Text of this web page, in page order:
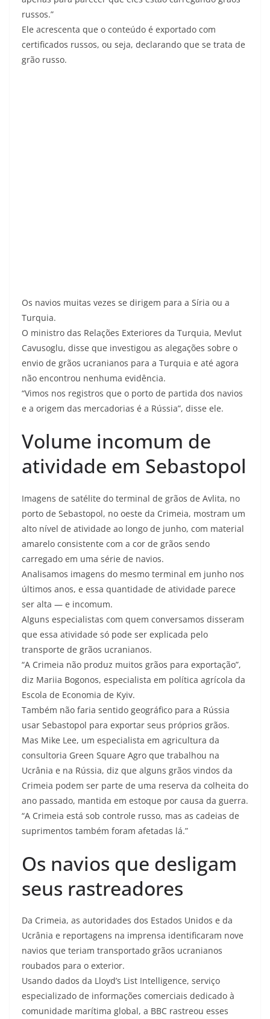
russos.”
Ele acrescenta que o conteúdo é exportado com
certificados russos, ou seja, declarando que se trata de
grão russo.
Os navios muitas vezes se dirigem para a Síria ou a
Turquia.
O ministro das Relações Exteriores da Turquia, Mevlut
Cavusoglu, disse que investigou as alegações sobre o
envio de grãos ucranianos para a Turquia e até agora
não encontrou nenhuma evidência.
“Vimos nos registros que o porto de partida dos navios
e a origem das mercadorias é a Rússia”, disse ele.
Volume incomum de
atividade em Sebastopol
Imagens de satélite do terminal de grãos de Avlita, no
porto de Sebastopol, no oeste da Crimeia, mostram um
alto nível de atividade ao longo de junho, com material
amarelo consistente com a cor de grãos sendo
carregado em uma série de navios.
Analisamos imagens do mesmo terminal em junho nos
últimos anos, e essa quantidade de atividade parece
ser alta — e incomum.
Alguns especialistas com quem conversamos disseram
que essa atividade só pode ser explicada pelo
transporte de grãos ucranianos.
“A Crimeia não produz muitos grãos para exportação”,
diz Mariia Bogonos, especialista em política agrícola da
Escola de Economia de Kyiv.
Também não faria sentido geográfico para a Rússia
usar Sebastopol para exportar seus próprios grãos.
Mas Mike Lee, um especialista em agricultura da
consultoria Green Square Agro que trabalhou na
Ucrânia e na Rússia, diz que alguns grãos vindos da
Crimeia podem ser parte de uma reserva da colheita do
ano passado, mantida em estoque por causa da guerra.
“A Crimeia está sob controle russo, mas as cadeias de
suprimentos também foram afetadas lá.”
Os navios que desligam
seus rastreadores
Da Crimeia, as autoridades dos Estados Unidos e da
Ucrânia e reportagens na imprensa identificaram nove
navios que teriam transportado grãos ucranianos
roubados para o exterior.
Usando dados da Lloyd’s List Intelligence, serviço
especializado de informações comerciais dedicado à
comunidade marítima global, a BBC rastreou esses